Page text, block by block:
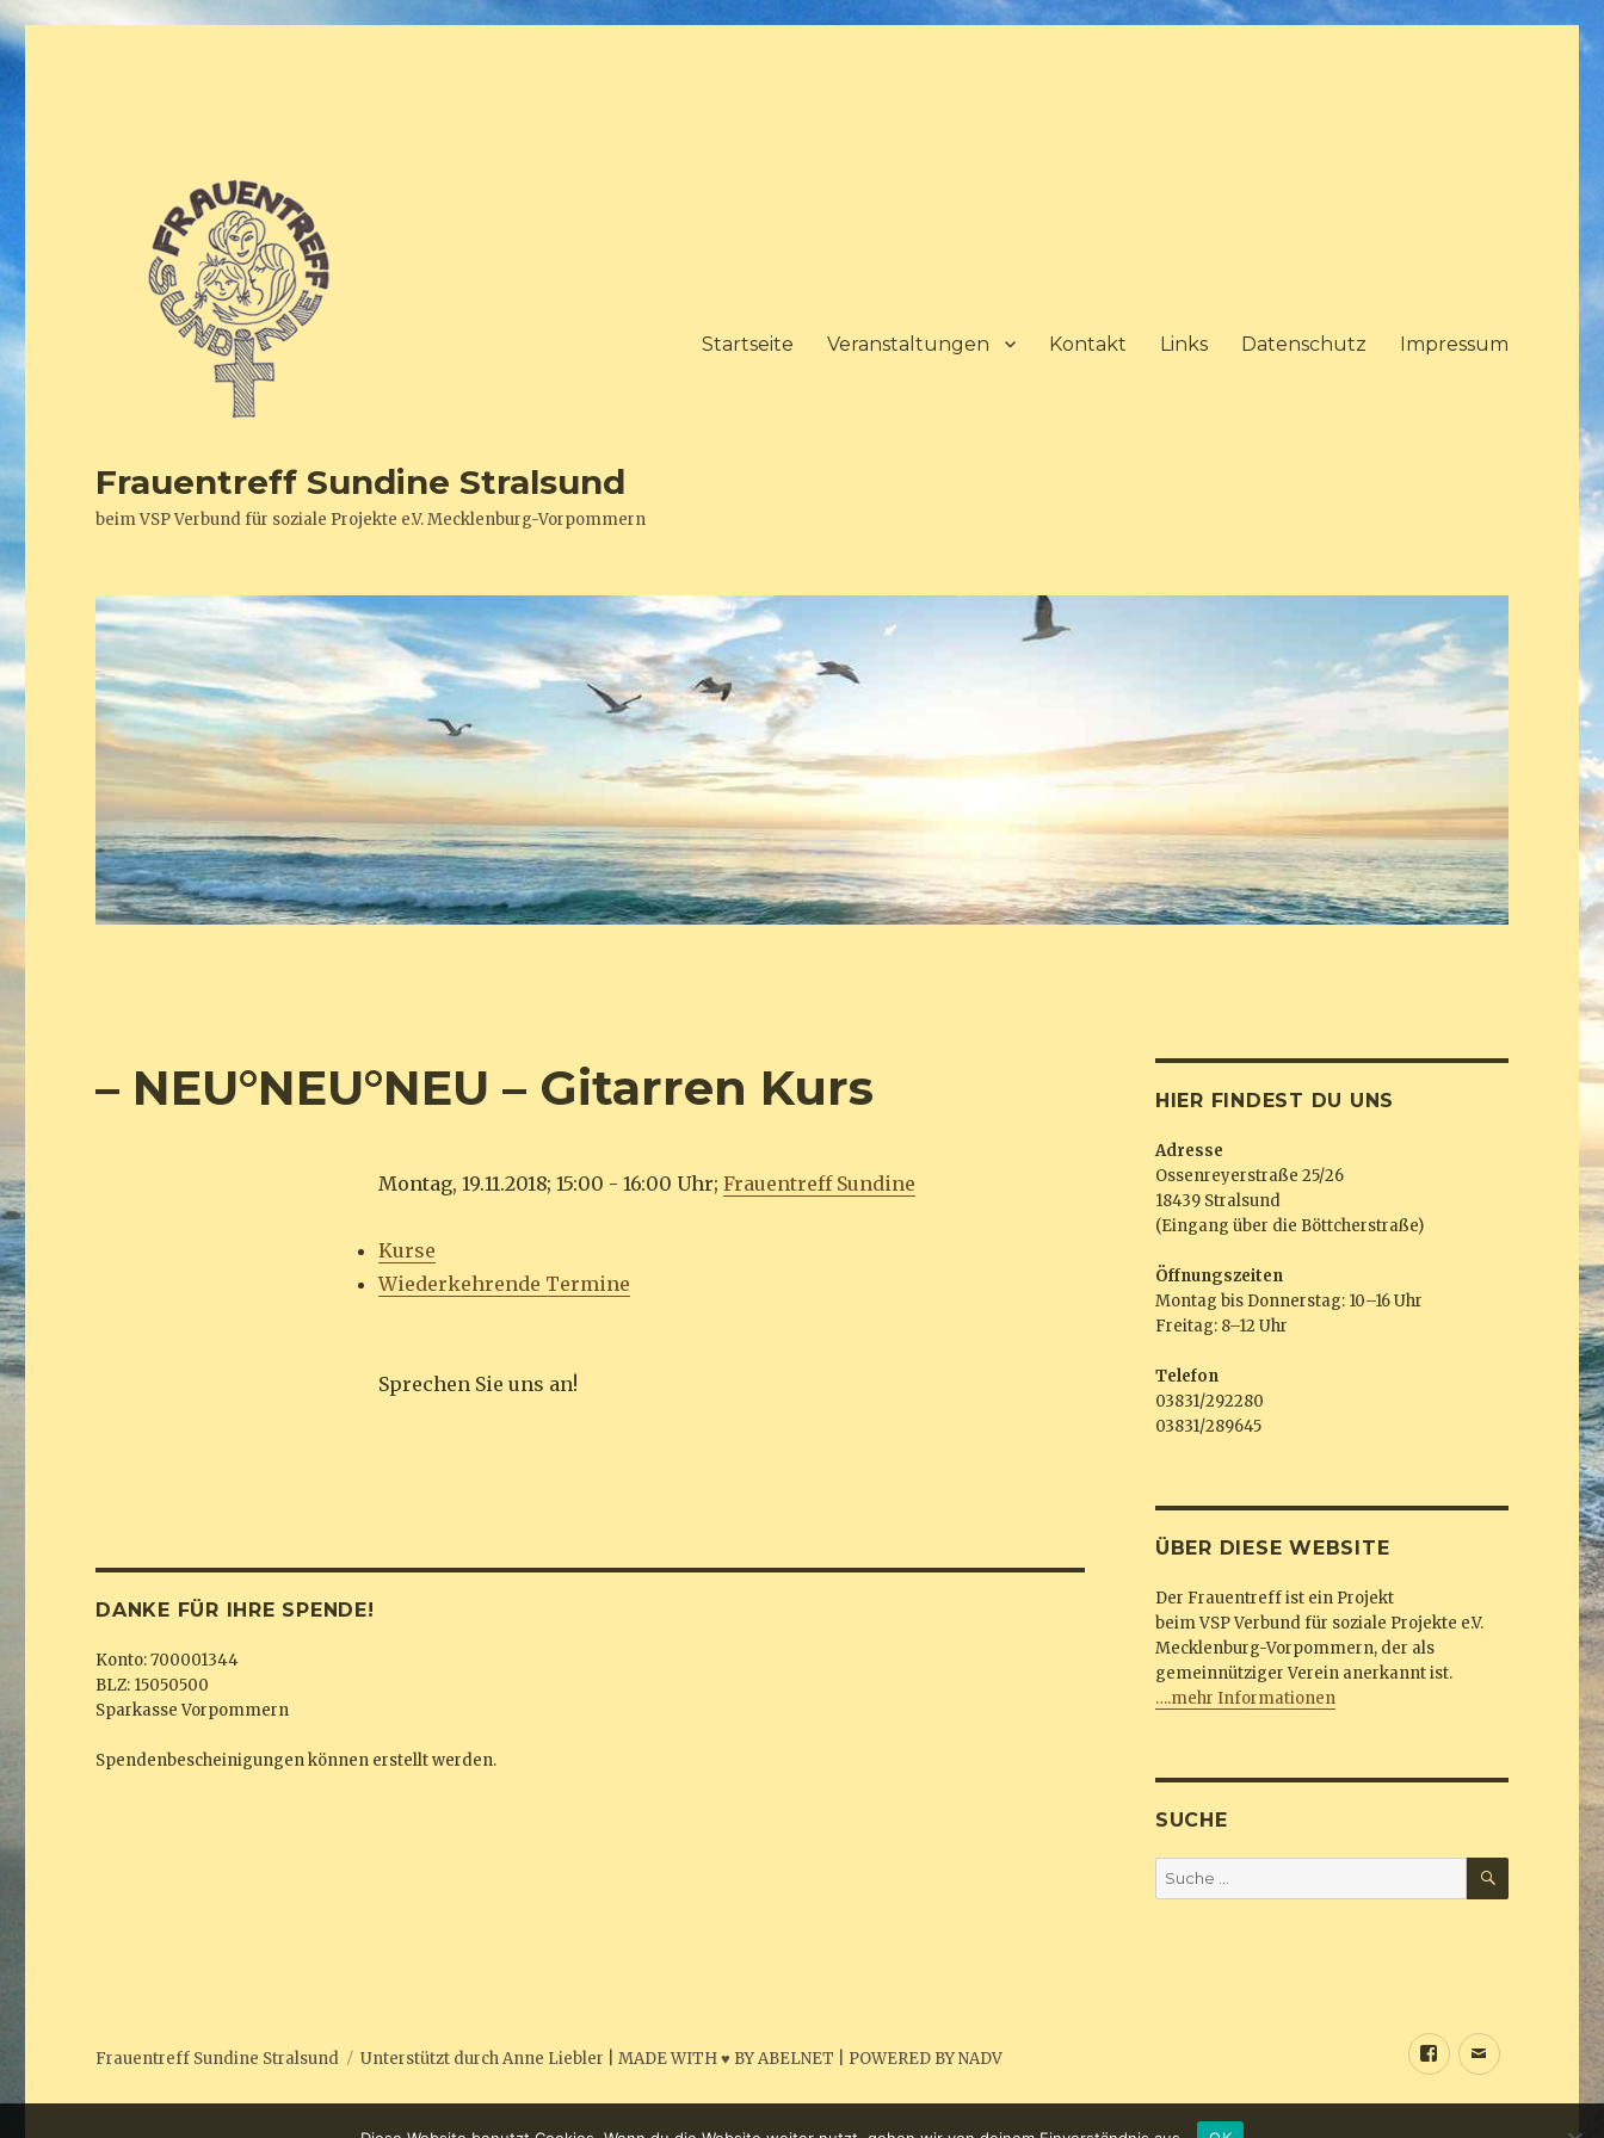
Frauentreff Sundine Stralsund
beim VSP Verbund für soziale Projekte e.V. Mecklenburg-Vorpommern
Startseite Veranstaltungen Kontakt Links Datenschutz Impressum
– NEU°NEU°NEU – Gitarren Kurs
Montag, 19.11.2018; 15:00 - 16:00 Uhr; Frauentreff Sundine
Kurse
Wiederkehrende Termine
Sprechen Sie uns an!
DANKE FÜR IHRE SPENDE!
Konto: 700001344
BLZ: 15050500
Sparkasse Vorpommern
Spendenbescheinigungen können erstellt werden.
HIER FINDEST DU UNS
Adresse
Ossenreyerstraße 25/26
18439 Stralsund
(Eingang über die Böttcherstraße)
Öffnungszeiten
Montag bis Donnerstag: 10–16 Uhr
Freitag: 8–12 Uhr
Telefon
03831/292280
03831/289645
ÜBER DIESE WEBSITE
Der Frauentreff ist ein Projekt
beim VSP Verbund für soziale Projekte e.V.
Mecklenburg-Vorpommern, der als
gemeinnütziger Verein anerkannt ist.
….mehr Informationen
SUCHE
Suche
nach:
SUCHEN
Sundine
E-
Frauentreff Sundine Stralsund Unterstützt durchAnne Liebler |MADE WITH ♥ BY ABELNET POWERED BY NADV